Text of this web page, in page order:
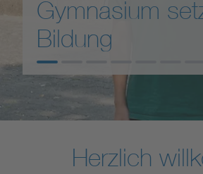
Mobility
Infrastructure)
Deutschland als
Herzlich